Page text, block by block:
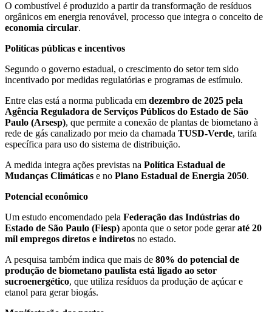
O combustível é produzido a partir da transformação de resíduos
orgânicos em energia renovável, processo que integra o conceito de
economia circular.
Políticas públicas e incentivos
Segundo o governo estadual, o crescimento do setor tem sido
incentivado por medidas regulatórias e programas de estímulo.
Entre elas está a norma publicada em dezembro de 2025 pela
Agência Reguladora de Serviços Públicos do Estado de São
Paulo (Arsesp), que permite a conexão de plantas de biometano à
rede de gás canalizado por meio da chamada TUSD-Verde, tarifa
específica para uso do sistema de distribuição.
A medida integra ações previstas na Política Estadual de
Mudanças Climáticas e no Plano Estadual de Energia 2050.
Potencial econômico
Um estudo encomendado pela Federação das Indústrias do
Estado de São Paulo (Fiesp) aponta que o setor pode geraraté 20
mil empregos diretos e indiretos no estado.
A pesquisa também indica que mais de 80% do potencial de
produção de biometano paulista está ligado ao setor
sucroenergético, que utiliza resíduos da produção de açúcar e
etanol para gerar biogás.